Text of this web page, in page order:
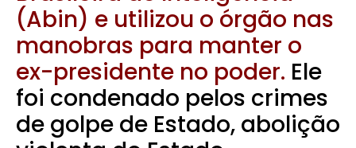
(Abin) e utilizou o órgão nas
manobras para manter o
ex-presidente no poder. Ele
foi condenado pelos crimes
de golpe de Estado, abolição